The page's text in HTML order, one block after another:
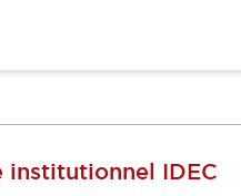
institutionnel IDEC